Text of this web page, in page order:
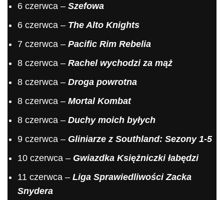
6 czerwca – Szefowa
6 czerwca – The Alto Knights
7 czerwca – Pacific Rim Rebelia
8 czerwca – Rachel wychodzi za mąż
8 czerwca – Droga powrotna
8 czerwca – Mortal Kombat
8 czerwca – Duchy moich byłych
9 czerwca – Gliniarze z Southland: Sezony 1-5
10 czerwca – Gwiazdka Księżniczki łabędzi
11 czerwca – Liga Sprawiedliwości Zacka
Snydera